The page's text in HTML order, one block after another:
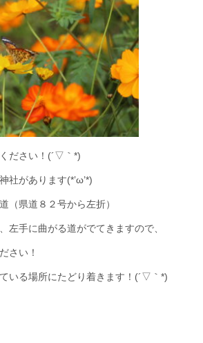
ださい！(´▽｀*)
社があります(*’ω’*)
（県道８２号から左折）
左手に曲がる道がでてきますので、
さい！
いる場所にたどり着きます！(´▽｀*)